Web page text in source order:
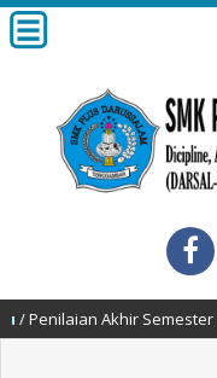
Akhir Semester (PAS)